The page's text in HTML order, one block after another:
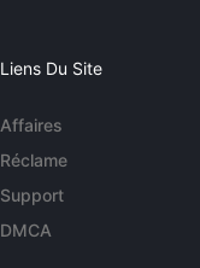
Liens Du Site
Affaires
Réclame
Support
DMCA